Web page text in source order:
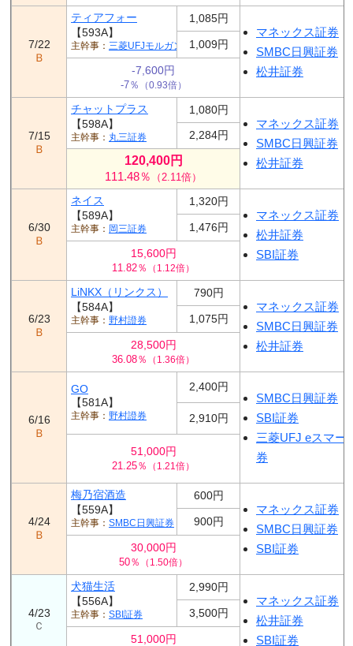
7/22
Ｂ
ティアフォー
【593A】
三菱UFJモルガン・スタンレー証券
1,085円
マネックス証券
SMBC日興証券
松井証券
1,009円
-7,600円
-7％ （0.93倍）
7/15
Ｂ
チャットプラス
【598A】
丸三証券
1,080円
マネックス証券
SMBC日興証券
松井証券
2,284円
120,400円
111.48％ （2.11倍）
6/30
Ｂ
ネイス
【589A】
岡三証券
1,320円
マネックス証券
松井証券
SBI証券
1,476円
15,600円
11.82％ （1.12倍）
6/23
Ｂ
LiNKX（リンクス）
【584A】
野村證券
790円
マネックス証券
SMBC日興証券
松井証券
1,075円
28,500円
36.08％ （1.36倍）
6/16
Ｂ
GO
【581A】
野村證券
2,400円
SMBC日興証券
SBI証券
三菱UFJ eスマー
券
2,910円
51,000円
21.25％ （1.21倍）
4/24
Ｂ
梅乃宿酒造
【559A】
SMBC日興証券
600円
マネックス証券
SMBC日興証券
SBI証券
900円
30,000円
50％ （1.50倍）
4/23
Ｃ
犬猫生活
【556A】
SBI証券
2,990円
マネックス証券
松井証券
SBI証券
3,500円
51,000円